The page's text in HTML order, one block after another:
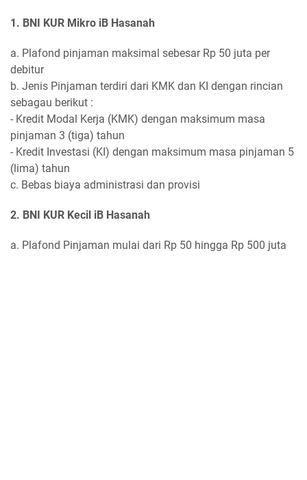
1. BNI KUR Mikro iB Hasanah
a. Plafond pinjaman maksimal sebesar Rp 50 juta per
debitur
b. Jenis Pinjaman terdiri dari KMK dan KI dengan rincian
sebagau berikut :
- Kredit Modal Kerja (KMK) dengan maksimum masa
pinjaman 3 (tiga) tahun
- Kredit Investasi (KI) dengan maksimum masa pinjaman 5
(lima) tahun
c. Bebas biaya administrasi dan provisi
2. BNI KUR Kecil iB Hasanah
a. Plafond Pinjaman mulai dari Rp 50 hingga Rp 500 juta